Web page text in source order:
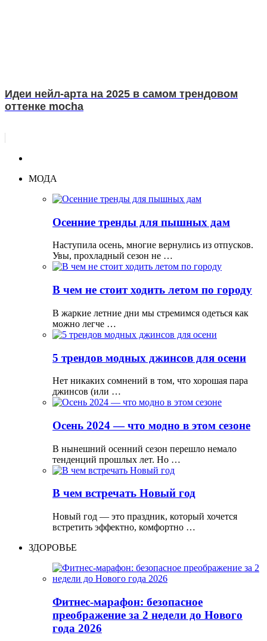
Идеи нейл-арта на 2025 в самом трендовом
оттенке mocha
МОДА
Осенние тренды для пышных дам
Наступила осень, многие вернулись из отпусков.
Увы, прохладный сезон не …
В чем не стоит ходить летом по городу
В жаркие летние дни мы стремимся одеться как
можно легче …
5 трендов модных джинсов для осени
Нет никаких сомнений в том, что хорошая пара
джинсов (или …
Осень 2024 — что модно в этом сезоне
В нынешний осенний сезон перешло немало
тенденций прошлых лет. Но …
В чем встречать Новый год
Новый год — это праздник, который хочется
встретить эффектно, комфортно …
ЗДОРОВЬЕ
Фитнес-марафон: безопасное
преображение за 2 недели до Нового
года 2026